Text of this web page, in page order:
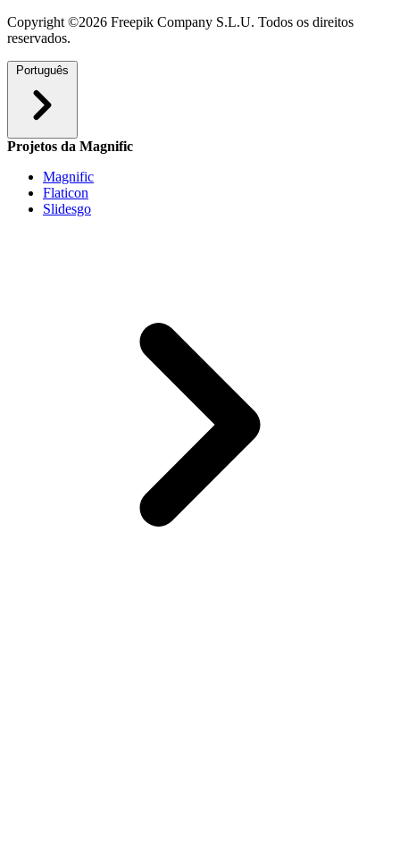
Copyright ©2026 Freepik Company S.L.U. Todos os direitos
reservados.
Português
Projetos da Magnific
Magnific
Flaticon
Slidesgo